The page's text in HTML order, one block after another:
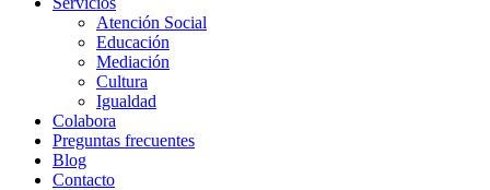
Atención Social
Educación
Mediación
Cultura
Igualdad
Colabora
Preguntas frecuentes
Blog
Contacto